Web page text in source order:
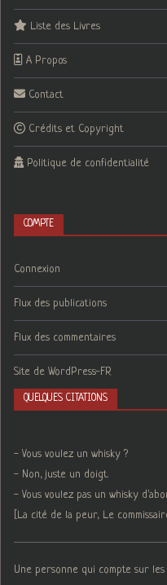
Liste des Livres
A Propos
Contact
Crédits et Copyright
Politique de confidentialité
COMPTE
Connexion
Flux des publications
Flux des commentaires
Site de WordPress-FR
QUELQUES CITATIONS
- Vous voulez un whisky ?
- Non, juste un doigt.
- Vous voulez pas un whisky
[La cité de la peur, Le
Une personne qui compte sur